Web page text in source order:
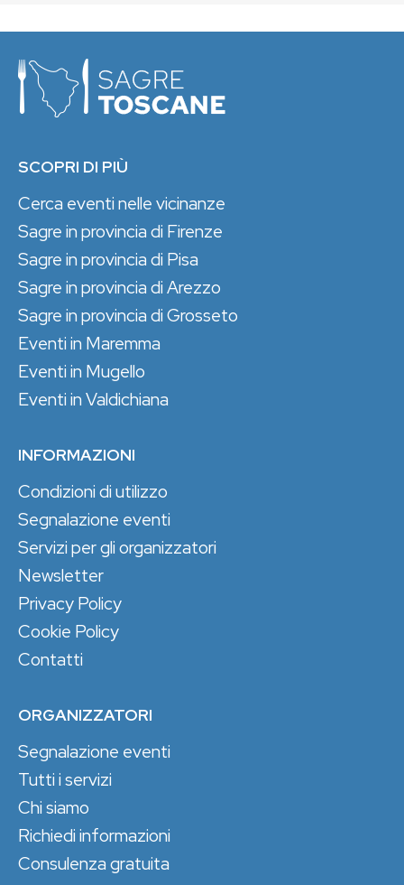
SCOPRI DI PIÙ
Cerca eventi nelle vicinanze
Sagre in provincia di Firenze
Sagre in provincia di Pisa
Sagre in provincia di Arezzo
Sagre in provincia di Grosseto
Eventi in Maremma
Eventi in Mugello
Eventi in Valdichiana
INFORMAZIONI
Condizioni di utilizzo
Segnalazione eventi
Servizi per gli organizzatori
Newsletter
Privacy Policy
Cookie Policy
Contatti
ORGANIZZATORI
Segnalazione eventi
Tutti i servizi
Chi siamo
Richiedi informazioni
Consulenza gratuita